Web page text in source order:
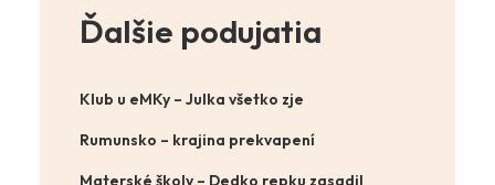
Ďalšie podujatia
Klub u eMKy – Julka všetko zje
Rumunsko – krajina prekvapení
Materské školy – Dedko repku zasadil